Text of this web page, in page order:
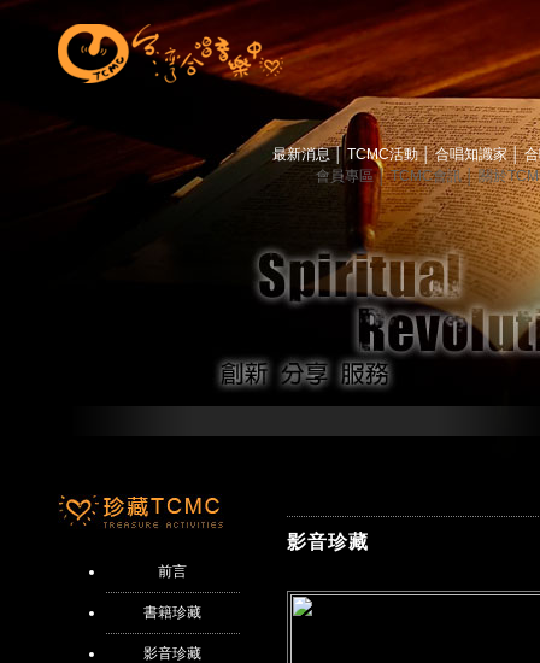
最新消息 TCMC活動│ 合唱知識家│
會員專區│ TCMC會訊│ 關於
前言
書籍珍藏
影音珍藏
影音珍藏